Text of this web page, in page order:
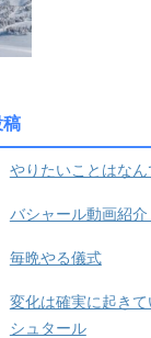
稿
やりたいことはな
バシャール動画紹
毎晩やる儀式
変化は確実に起き
シュタール